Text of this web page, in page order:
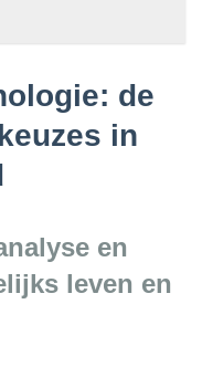
de
in
en
leven en